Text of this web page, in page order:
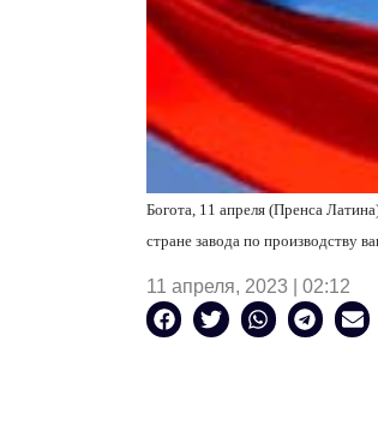
Богота, 11 апреля (Пренса
стране завода по производству
11 апреля, 2023 | 02:12